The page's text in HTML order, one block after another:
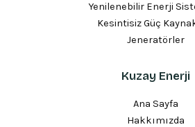
Yenilenebilir Enerji
Kesintisiz Güç
Jeneratörler
Kuzay Enerji
Ana Sayfa
Hakkımızda